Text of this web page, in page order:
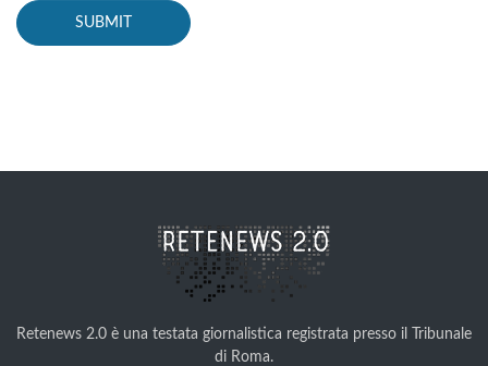
Retenews 2.0 è una testata giornalistica registrata presso il Tribunale
di Roma.